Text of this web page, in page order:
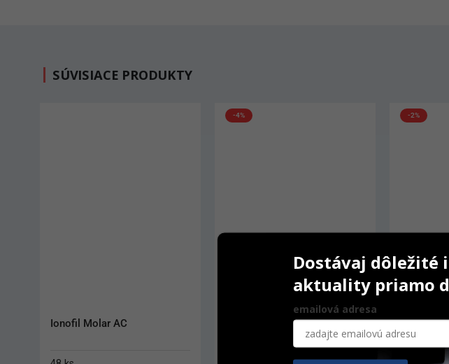
SÚVISIACE PRODUKTY
Fuji II LC kapsle
-2%
Admira Fusion Caps Návleky
Dostávaj dôležité
aktuality priamo
emailová adresa